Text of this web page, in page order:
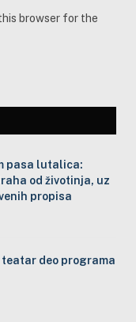
browser for the
pasa lutalica:
od životinja, uz
propisa
teatar deo programa